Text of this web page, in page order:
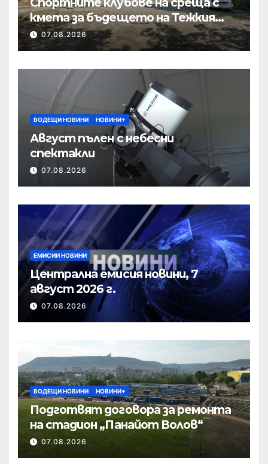
кмета за бъдещето на Тежкия
полк
07.08.2026
ВОДЕЩИ НОВИНИ НОВИНИ+
Август пълен с небесни
спектакли
07.08.2026
ЕМИСИИ НОВИНИ
Централна емисия новини, 7
август 2026 г.
07.08.2026
ВОДЕЩИ НОВИНИ НОВИНИ+
Подготвят договора за ремонта
на стадион „Панайот Волов“
07.08.2026